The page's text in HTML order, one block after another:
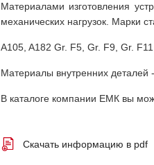
Материалами изготовления
механических нагрузок. Марки
A105, A182 Gr. F5, Gr. F9, Gr.
Материалы внутренних деталей
В каталоге компании ЕМК вы
Скачать информацию в pdf